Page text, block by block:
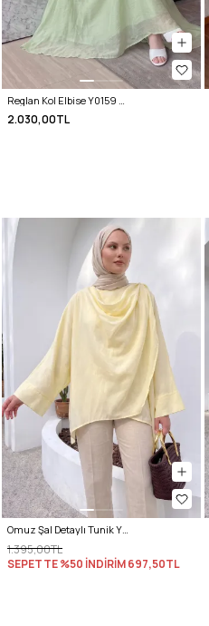
2.030,00TL
1.395,00TL
SEPETTE %50 İNDİRİM697,50TL